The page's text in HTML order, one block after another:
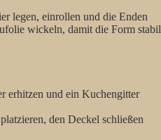
legen, einrollen und die Enden
wickeln, damit die Form stabil
erhitzen und ein Kuchengitter
den Deckel schließen